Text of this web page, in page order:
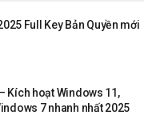
Full Key Bản Quyền mới
Kích hoạt Windows 11,
7 nhanh nhất 2025